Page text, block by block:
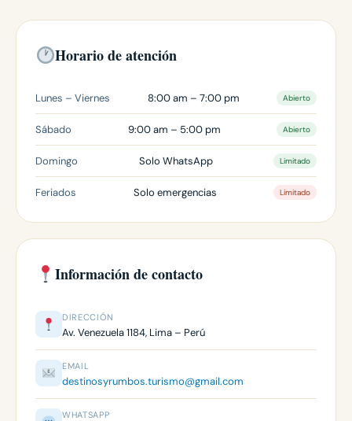
Horario de atención
Lunes – Viernes 8:00 am – 7:00 pm Abierto
Sábado 9:00 am – 5:00 pm Abierto
Domingo Solo WhatsApp Limitado
Feriados Solo emergencias Limitado
Información de contacto
DIRECCIÓN
Av. Venezuela 1184, Lima – Perú
EMAIL
destinosyrumbos.turismo@gmail.com
WHATSAPP